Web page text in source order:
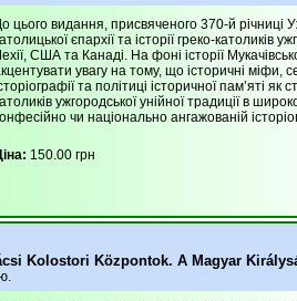
цього видання, присвяченого 370-й річниці
єпархії та історії греко-католиків
США та Канаді. На фоні історії
увагу на тому, що історичні міфи,
та політиці історичної пам’яті
ужгородської унійної традиції в
чи національно ангажованій
150.00 грн
Kolostori Központok. A Magyar